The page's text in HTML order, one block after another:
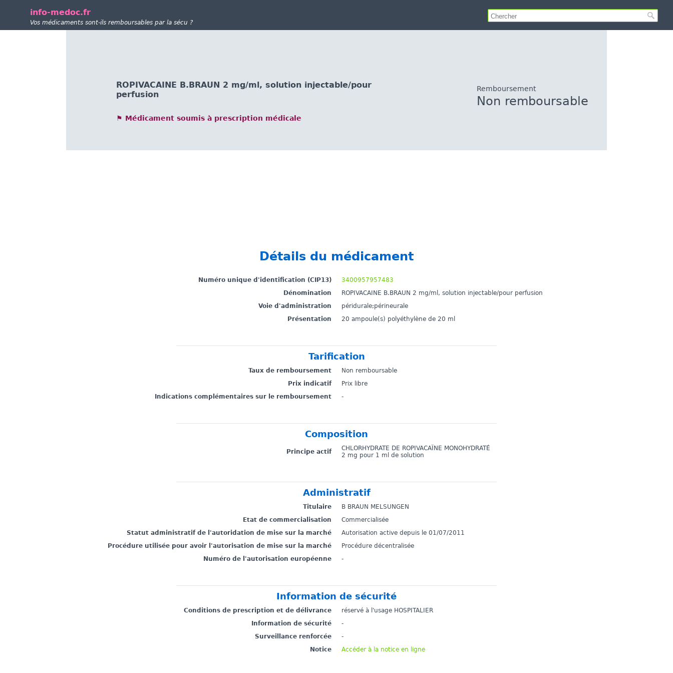
info-medoc.fr
Vos médicaments sont-ils remboursables par la sécu ?
ROPIVACAINE B.BRAUN 2 mg/ml, solution injectable/pour
perfusion
⚑ Médicament soumis à prescription médicale
Remboursement
Non remboursable
Détails du médicament
Numéro unique d'identification (CIP13)
3400957957483
Dénomination
ROPIVACAINE B.BRAUN 2 mg/ml, solution injectable/pour perfusion
Voie d'administration
péridurale;périneurale
Présentation
20 ampoule(s) polyéthylène de 20 ml
Tarification
Taux de remboursement
Non remboursable
Prix indicatif
Prix libre
Indications complémentaires sur le remboursement
-
Composition
Principe actif
CHLORHYDRATE DE ROPIVACAÏNE MONOHYDRATÉ
2 mg pour 1 ml de solution
Administratif
Titulaire
B BRAUN MELSUNGEN
Etat de commercialisation
Commercialisée
Statut administratif de l'autoridation de mise sur la marché
Autorisation active depuis le 01/07/2011
Procédure utilisée pour avoir l'autorisation de mise sur la marché
Procédure décentralisée
Numéro de l'autorisation européenne
-
Information de sécurité
Conditions de prescription et de délivrance
réservé à l'usage HOSPITALIER
Information de sécurité
-
Surveillance renforcée
-
Notice
Accéder à la notice en ligne